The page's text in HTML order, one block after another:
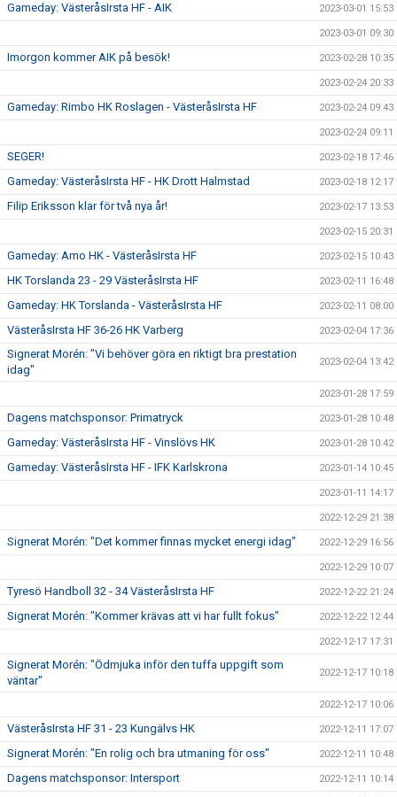
Gameday: VästeråsIrsta HF - AIK 2023-03-01 15:53
2023-03-01 09:30
Imorgon kommer AIK på besök! 2023-02-28 10:35
2023-02-24 20:33
Gameday: Rimbo HK Roslagen - VästeråsIrsta HF 2023-02-24 09:43
2023-02-24 09:11
SEGER! 2023-02-18 17:46
Gameday: VästeråsIrsta HF - HK Drott Halmstad 2023-02-18 12:17
Filip Eriksson klar för två nya år! 2023-02-17 13:53
2023-02-15 20:31
Gameday: Amo HK - VästeråsIrsta HF 2023-02-15 10:43
HK Torslanda 23 - 29 VästeråsIrsta HF 2023-02-11 16:48
Gameday: HK Torslanda - VästeråsIrsta HF 2023-02-11 08:00
VästeråsIrsta HF 36-26 HK Varberg 2023-02-04 17:36
Signerat Morén: "Vi behöver göra en riktigt bra prestation
idag"
2023-02-04 13:42
2023-01-28 17:59
Dagens matchsponsor: Primatryck 2023-01-28 10:48
Gameday: VästeråsIrsta HF - Vinslövs HK 2023-01-28 10:42
Gameday: VästeråsIrsta HF - IFK Karlskrona 2023-01-14 10:45
2023-01-11 14:17
2022-12-29 21:38
Signerat Morén: "Det kommer finnas mycket energi idag" 2022-12-29 16:56
2022-12-29 10:07
Tyresö Handboll 32 - 34 VästeråsIrsta HF 2022-12-22 21:24
Signerat Morén: "Kommer krävas att vi har fullt fokus" 2022-12-22 12:44
2022-12-17 17:31
Signerat Morén: "Ödmjuka inför den tuffa uppgift som
väntar"
2022-12-17 10:18
2022-12-17 10:06
VästeråsIrsta HF 31 - 23 Kungälvs HK 2022-12-11 17:07
Signerat Morén: "En rolig och bra utmaning för oss" 2022-12-11 10:48
Dagens matchsponsor: Intersport 2022-12-11 10:14